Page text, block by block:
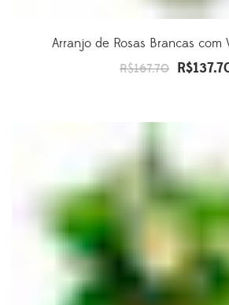
Arranjo de Rosas Brancas com
R$167.70 O
R$